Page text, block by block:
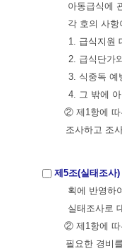
아동급식에
각 호의 사
1. 급식지원
2. 급식단가
3. 식중독 예
4. 그 밖에
② 제1항에 따
조사하고 조
제5조(실태조사)
획에 반영하
실태조사로
② 제1항에 따
필요한 경비